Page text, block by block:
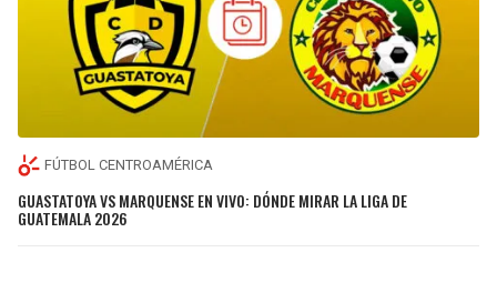
FÚTBOL CENTROAMÉRICA
GUASTATOYA VS MARQUENSE EN VIVO: DÓNDE MIRAR LA LIGA DE
GUATEMALA 2026